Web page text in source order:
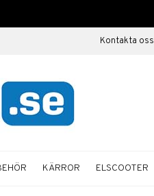
Kontakta oss
KÄRROR ELSCOOTER